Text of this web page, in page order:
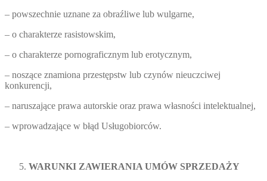
– powszechnie uznane za obraźliwe lub wulgarne,
– o charakterze rasistowskim,
– o charakterze pornograficznym lub erotycznym,
– noszące znamiona przestępstw lub czynów nieuczciwej
konkurencji,
– naruszające prawa autorskie oraz prawa własności intelektualnej,
– wprowadzające w błąd Usługobiorców.
WARUNKI ZAWIERANIA UMÓW SPRZEDAŻY